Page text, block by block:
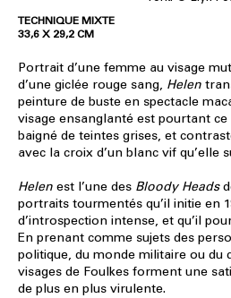
TECHNIQUE MIXTE
33,6 X 29,2 CM
Portrait d’une femme au visage
d’une giclée rouge sang, Helen
peinture de buste en spectacle
visage ensanglanté est pourtant
baigné de teintes grises, et
avec la croix d’un blanc vif qu’elle
Helen est l’une des Bloody Heads
portraits tourmentés qu’il initie en
d’introspection intense, et qu’il
En prenant comme sujets des
politique, du monde militaire ou du
visages de Foulkes forment une
de plus en plus virulente.